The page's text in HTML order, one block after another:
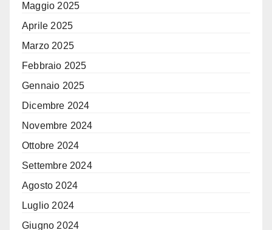
Maggio 2025
Aprile 2025
Marzo 2025
Febbraio 2025
Gennaio 2025
Dicembre 2024
Novembre 2024
Ottobre 2024
Settembre 2024
Agosto 2024
Luglio 2024
Giugno 2024